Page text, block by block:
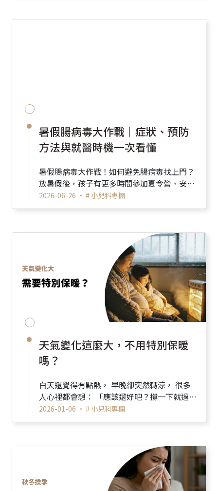
暑假腸病毒大作戰｜症狀、預防
方法與就醫時機一次看懂
暑假腸病毒大作戰！如何避免腸病毒找上門？
放暑假後，孩子有更多時間參加夏令營、安親
班或到戶外遊玩，也因此增加了接觸人群的機
會。每年暑假，都...
2026-06-26 • # 小兒科專欄
天氣變化這麼大，不用特別保暖
嗎？
白天還覺得有點熱， 早晚卻突然轉涼， 很多
人心裡都會想： 「應該還好吧？撐一下就過去
了？」 我們過去常聽到的...
2026-01-06 • # 小兒科專欄